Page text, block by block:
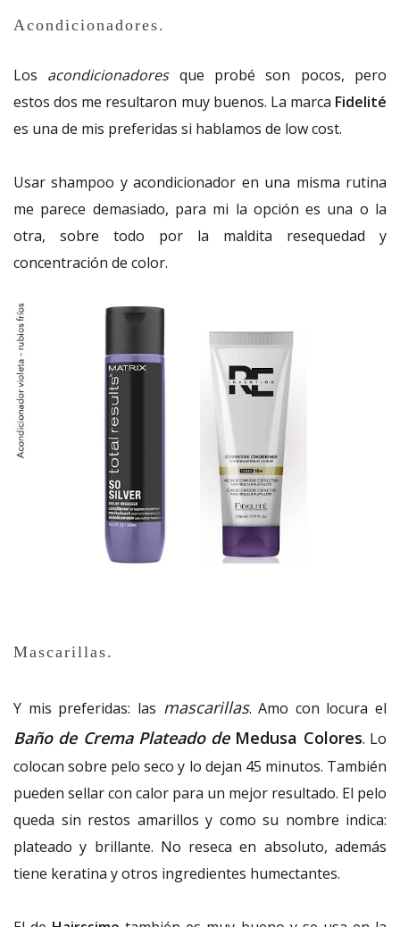
Acondicionadores.
Los acondicionadoresque probé son pocos, pero
estos dos me resultaron muy buenos. La marca Fidelité
es una de mis preferidas si hablamos de low cost.
Usar shampoo y acondicionador en una misma rutina
me parece demasiado, para mi la opción es una o la
otra, sobre todo por la maldita resequedad y
concentración de color.
Mascarillas.
Y mis preferidas: las mascarillas. Amo con locura el
Baño de Crema Plateado de Medusa Colores. Lo
colocan sobre pelo seco y lo dejan 45 minutos. También
pueden sellar con calor para un mejor resultado. El pelo
queda sin restos amarillos y como su nombre indica:
plateado y brillante. No reseca en absoluto, además
tiene keratina y otros ingredientes humectantes.